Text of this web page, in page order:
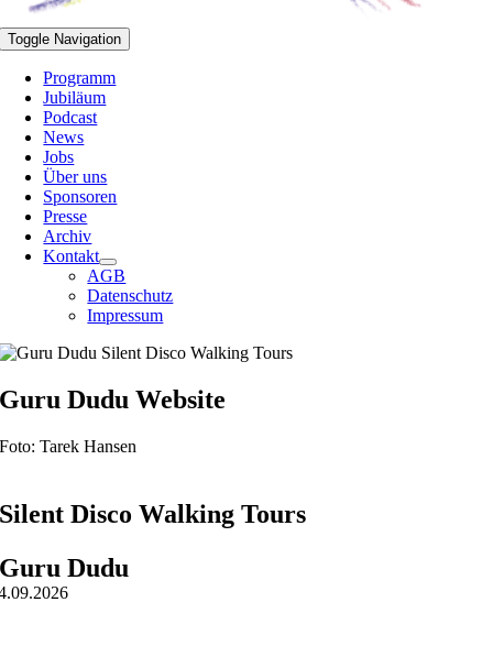
Toggle Navigation
Programm
Jubiläum
Podcast
News
Jobs
Über uns
Sponsoren
Presse
Archiv
Kontakt
AGB
Datenschutz
Impressum
Guru Dudu Website
Foto: Tarek Hansen
Silent Disco Walking Tours
Guru Dudu